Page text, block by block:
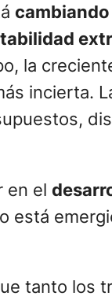
cambiando
la
incierta.
en el
tanto los